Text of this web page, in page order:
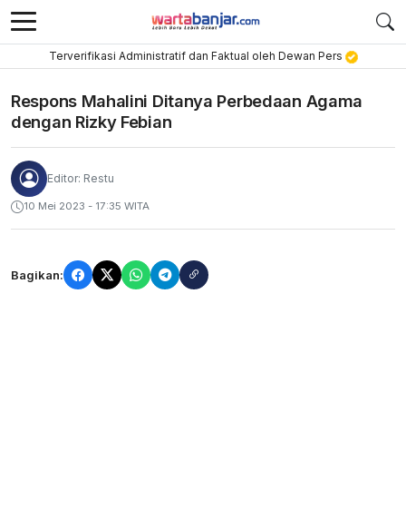
Terverifikasi Administratif dan Faktual oleh Dewan Pers
Respons Mahalini Ditanya Perbedaan Agama
dengan Rizky Febian
Editor: Restu
10 Mei 2023 - 17:35 WITA
Bagikan: